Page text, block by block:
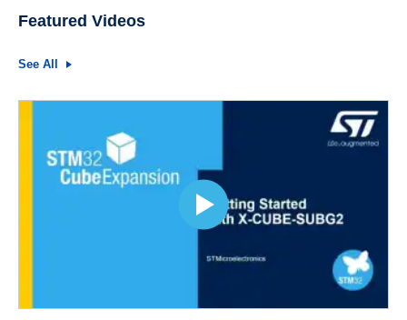
Featured Videos
See All